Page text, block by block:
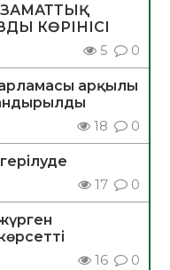
КӨРІНІСІ
5 0
арқылы
18 0
17 0
16 0